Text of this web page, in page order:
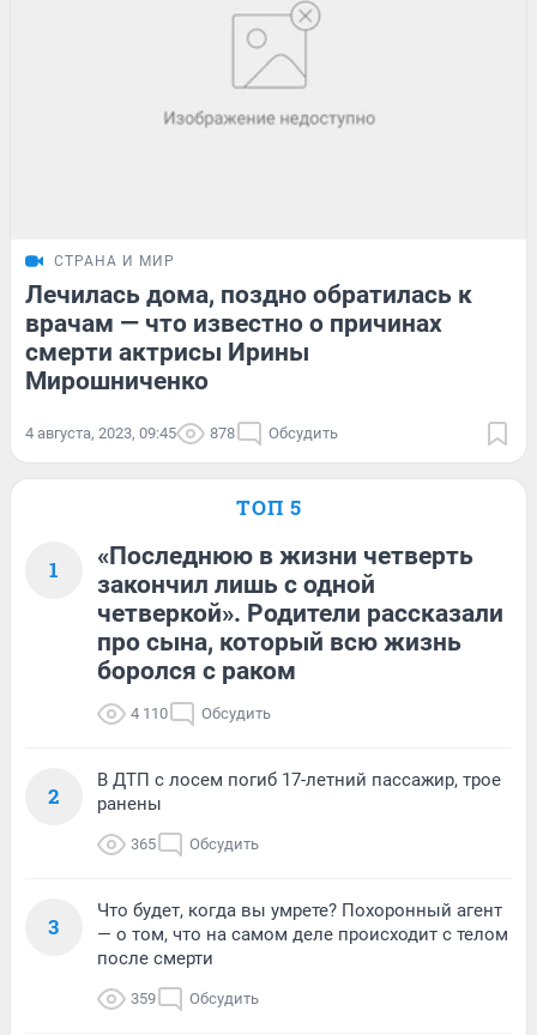
СТРАНА И МИР
Лечилась дома, поздно обратилась к
врачам — что известно о причинах
смерти актрисы Ирины
Мирошниченко
4 августа, 2023, 09:45 878 Обсудить
ТОП 5
1
«Последнюю в жизни четверть
закончил лишь с одной
четверкой». Родители рассказали
про сына, который всю жизнь
боролся с раком
4 110 Обсудить
2
В ДТП с лосем погиб 17-летний пассажир, трое
ранены
365 Обсудить
3
Что будет, когда вы умрете? Похоронный агент
— о том, что на самом деле происходит с телом
после смерти
359 Обсудить